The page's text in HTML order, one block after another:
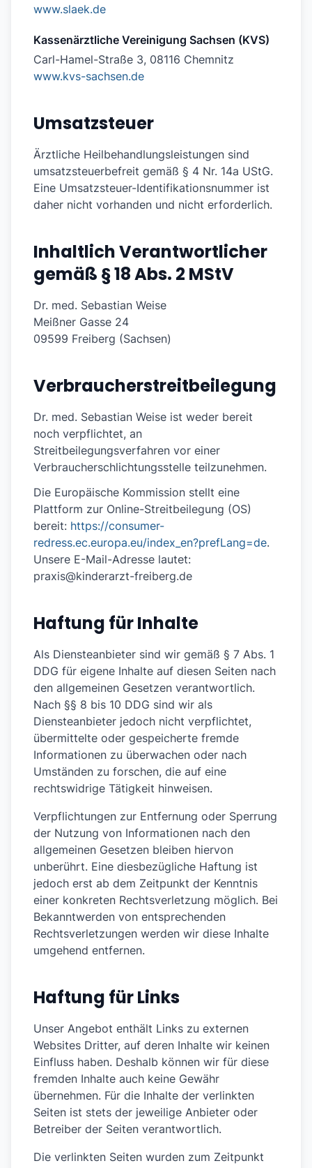
www.slaek.de
Kassenärztliche Vereinigung Sachsen (KVS)
Carl-Hamel-Straße 3, 08116 Chemnitz
www.kvs-sachsen.de
Umsatzsteuer
Ärztliche Heilbehandlungsleistungen sind
umsatzsteuerbefreit gemäß § 4 Nr. 14a UStG.
Eine Umsatzsteuer-Identifikationsnummer ist
daher nicht vorhanden und nicht erforderlich.
Inhaltlich Verantwortlicher
gemäß § 18 Abs. 2 MStV
Dr. med. Sebastian Weise
Meißner Gasse 24
09599 Freiberg (Sachsen)
Verbraucherstreitbeilegung
Dr. med. Sebastian Weise ist weder bereit
noch verpflichtet, an
Streitbeilegungsverfahren vor einer
Verbraucherschlichtungsstelle teilzunehmen.
Die Europäische Kommission stellt eine
Plattform zur Online-Streitbeilegung (OS)
bereit: https://consumer-
redress.ec.europa.eu/index_en?prefLang=de.
Unsere E-Mail-Adresse lautet:
praxis@kinderarzt-freiberg.de
Haftung für Inhalte
Als Diensteanbieter sind wir gemäß § 7 Abs. 1
DDG für eigene Inhalte auf diesen Seiten nach
den allgemeinen Gesetzen verantwortlich.
Nach §§ 8 bis 10 DDG sind wir als
Diensteanbieter jedoch nicht verpflichtet,
übermittelte oder gespeicherte fremde
Informationen zu überwachen oder nach
Umständen zu forschen, die auf eine
rechtswidrige Tätigkeit hinweisen.
Verpflichtungen zur Entfernung oder Sperrung
der Nutzung von Informationen nach den
allgemeinen Gesetzen bleiben hiervon
unberührt. Eine diesbezügliche Haftung ist
jedoch erst ab dem Zeitpunkt der Kenntnis
einer konkreten Rechtsverletzung möglich. Bei
Bekanntwerden von entsprechenden
Rechtsverletzungen werden wir diese Inhalte
umgehend entfernen.
Haftung für Links
Unser Angebot enthält Links zu externen
Websites Dritter, auf deren Inhalte wir keinen
Einfluss haben. Deshalb können wir für diese
fremden Inhalte auch keine Gewähr
übernehmen. Für die Inhalte der verlinkten
Seiten ist stets der jeweilige Anbieter oder
Betreiber der Seiten verantwortlich.
Die verlinkten Seiten wurden zum Zeitpunkt